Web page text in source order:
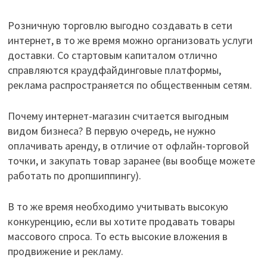
Розничную торговлю выгодно создавать в сети
интернет, в то же время можно организовать услуги
доставки. Со стартовым капиталом отлично
справляются краудфайдинговые платформы,
реклама распространяется по общественным сетям.
Почему интернет-магазин считается выгодным
видом бизнеса? В первую очередь, не нужно
оплачивать аренду, в отличие от офлайн-торговой
точки, и закупать товар заранее (вы вообще можете
работать по дропшиппингу).
В то же время необходимо учитывать высокую
конкуренцию, если вы хотите продавать товары
массового спроса. То есть высокие вложения в
продвижение и рекламу.